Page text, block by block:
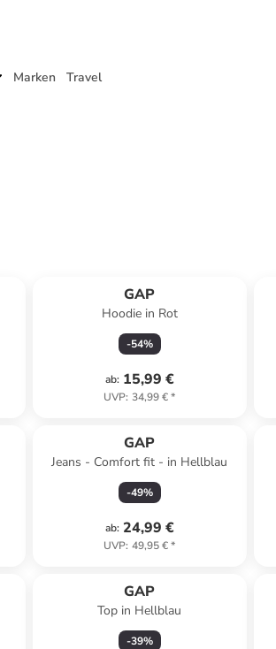
Marken Travel
GAP
Hoodie in Rot
-54%
ab: 15,99 €
UVP: 34,99 €*
GAP
Jeans - Comfort fit - in Hellblau
-49%
ab: 24,99 €
UVP: 49,95 €*
GAP
Top in Hellblau
-39%